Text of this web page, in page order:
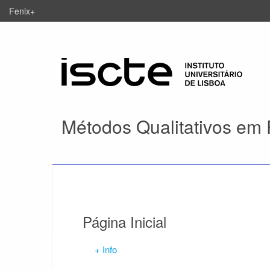
Fenix+
Métodos Qualitativos em
Página Inicial
+ Info